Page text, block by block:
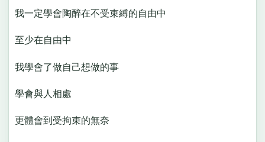
我一定學會陶醉在不受束縛的自由中
至少在自由中
我學會了做自己想做的事
學會與人相處
更體會到受拘束的無奈